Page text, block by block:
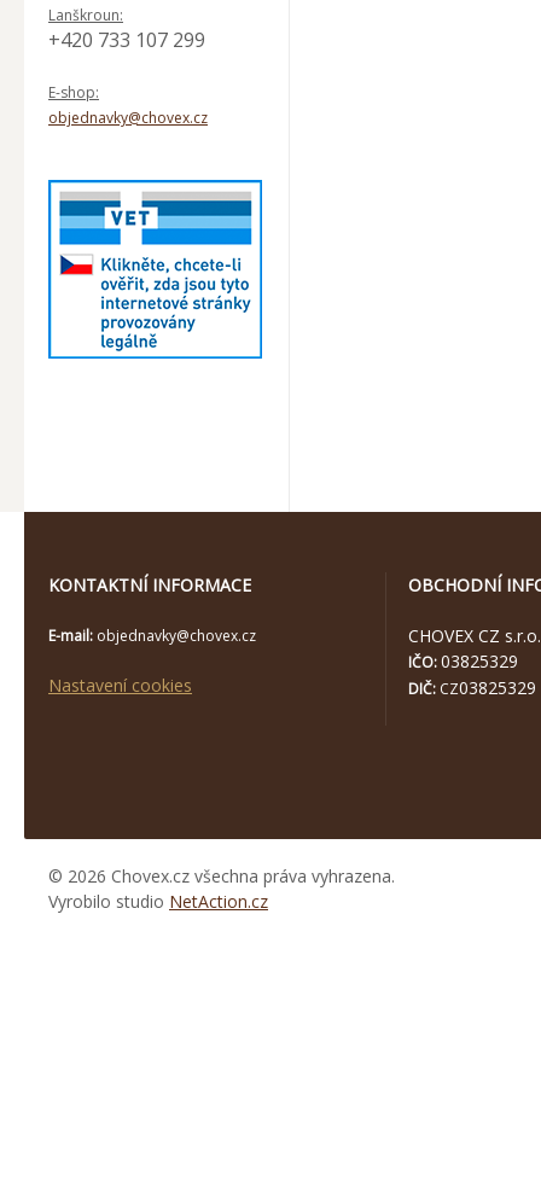
Lanškroun:
+420 733 107 299
E-shop:
objednavky@chovex.cz
KONTAKTNÍ INFORMACE
E-mail: objednavky@chovex.cz
Nastavení cookies
OBCHODNÍ
CHOVEX CZ s.r.o.
IČO:03825329
DIČ: CZ03825329
© 2026 Chovex.cz všechna práva vyhrazena.
Vyrobilo studio NetAction.cz